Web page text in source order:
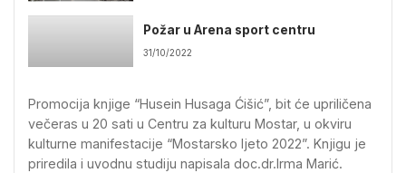
Požar u Arena sport centru
31/10/2022
Promocija knjige “Husein Husaga Ćišić”, bit će upriličena
večeras u 20 sati u Centru za kulturu Mostar, u okviru
kulturne manifestacije “Mostarsko ljeto 2022”. Knjigu je
priredila i uvodnu studiju napisala doc.dr.Irma Marić.